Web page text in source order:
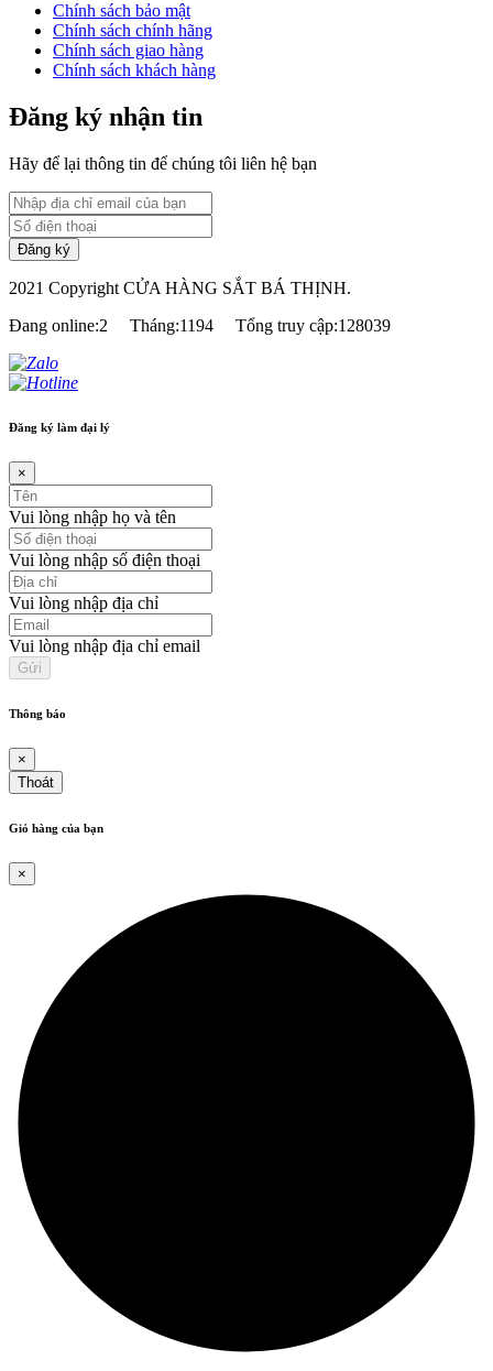
Chính sách bảo mật
Chính sách chính hãng
Chính sách giao hàng
Chính sách khách hàng
Đăng ký nhận tin
Hãy để lại thông tin để chúng tôi liên hệ bạn
2021 Copyright CỬA HÀNG SẮT BÁ THỊNH.
Đang online:2
Tháng:1194 Tổng truy cập:128039
Đăng ký làm đại lý
×
Vui lòng nhập họ và tên
Vui lòng nhập số điện thoại
Vui lòng nhập địa chỉ
Vui lòng nhập địa chỉ email
Thông báo
×
Thoát
Giỏ hàng của bạn
×